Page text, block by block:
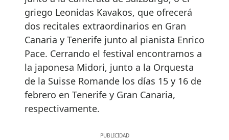
griego Leonidas Kavakos, que ofrecerá
dos recitales extraordinarios en Gran
Canaria y Tenerife junto al pianista Enrico
Pace. Cerrando el festival encontramos a
la japonesa Midori, junto a la Orquesta
de la Suisse Romande los días 15 y 16 de
febrero en Tenerife y Gran Canaria,
respectivamente.